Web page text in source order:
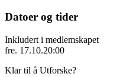
Datoer og tider
Inkludert i medlemskapet
fre. 17.10.20:00
Klar til å Utforske?